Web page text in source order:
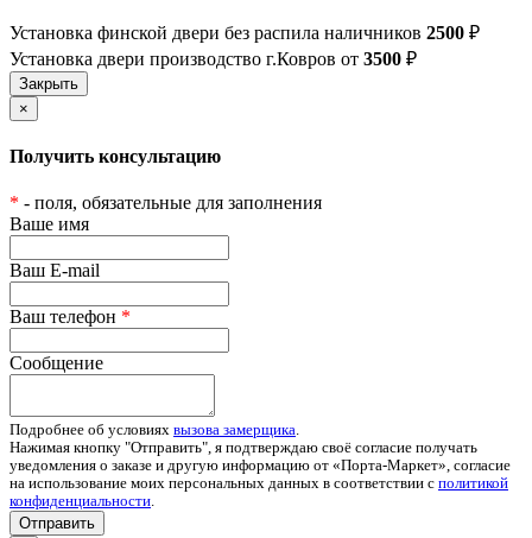
Установка финской двери без распила наличников 2500 ₽
Установка двери производство г.Ковров от 3500 ₽
×
Получить консультацию
* - поля, обязательные для заполнения
Ваше имя
Ваш E-mail
Ваш телефон *
Сообщение
Подробнее об условиях вызова замерщика.
Нажимая кнопку "Отправить", я подтверждаю своё согласие получать
уведомления о заказе и другую информацию от «Порта-Маркет», согласие
на использование моих персональных данных в соответствии с политикой
конфиденциальности.
Отправить